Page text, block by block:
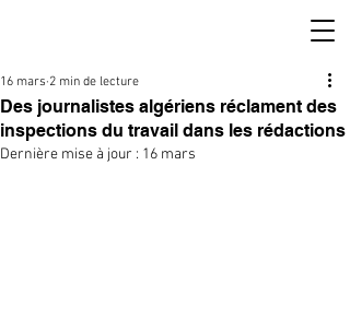
Des journalistes algériens réclament des
inspections du travail dans les rédactions
16 mars 2 min de lecture
Dernière mise à jour : 16 mars